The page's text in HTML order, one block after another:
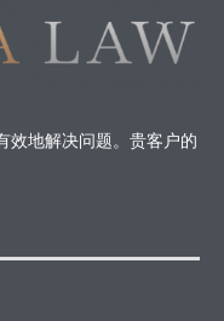
效地解决问题。贵客户的